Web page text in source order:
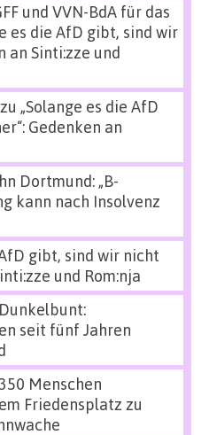
und VVN-BdA für das
es die AfD gibt, sind wir
an Sinti:zze und
zu „Solange es die AfD
Gedenken an
Dortmund: „B-
kann nach Insolvenz
gibt, sind wir nicht
und Rom:nja
seit fünf Jahren
Menschen
Friedensplatz zu